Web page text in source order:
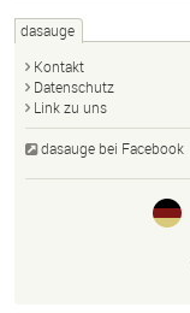
dasauge
Kontakt
Datenschutz
Link zu uns
dasauge bei Facebook